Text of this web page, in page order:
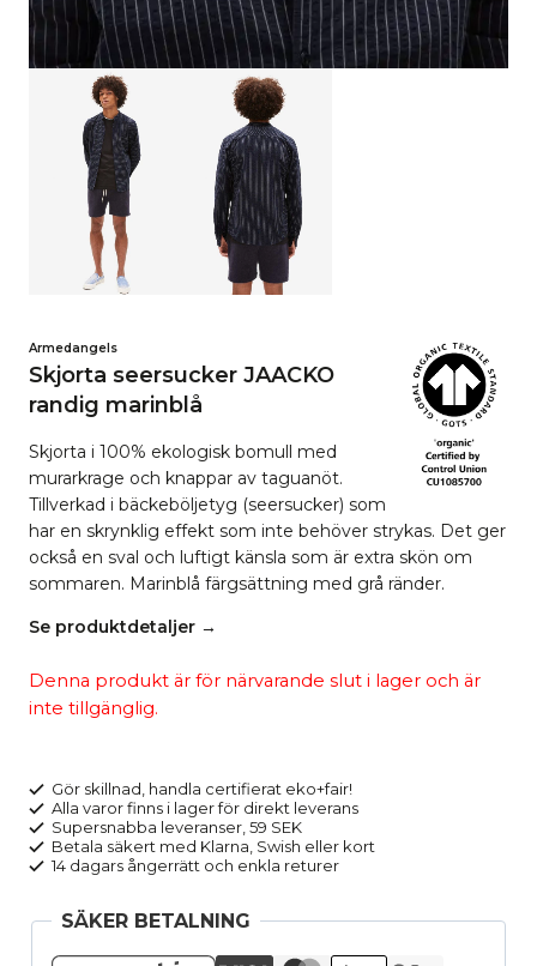
Armedangels
Skjorta seersucker JAACKO
randig marinblå
Skjorta i 100% ekologisk bomull med
murarkrage och knappar av taguanöt.
Tillverkad i bäckeböljetyg (seersucker) som
har en skrynklig effekt som inte behöver strykas. Det ger
också en sval och luftigt känsla som är extra skön om
sommaren. Marinblå färgsättning med grå ränder.
Se produktdetaljer →
Denna produkt är för närvarande slut i lager och är
inte tillgänglig.
Gör skillnad, handla certifierat eko+fair!
Alla varor finns i lager för direkt leverans
Supersnabba leveranser, 59 SEK
Betala säkert med Klarna, Swish eller kort
14 dagars ångerrätt och enkla returer
SÄKER BETALNING